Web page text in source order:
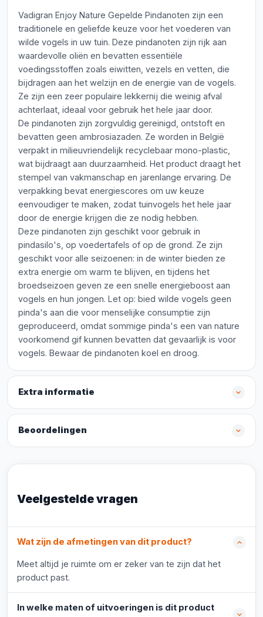
Vadigran Enjoy Nature Gepelde Pindanoten zijn een
traditionele en geliefde keuze voor het voederen van
wilde vogels in uw tuin. Deze pindanoten zijn rijk aan
waardevolle oliën en bevatten essentiële
voedingsstoffen zoals eiwitten, vezels en vetten, die
bijdragen aan het welzijn en de energie van de vogels.
Ze zijn een zeer populaire lekkernij die weinig afval
achterlaat, ideaal voor gebruik het hele jaar door.
De pindanoten zijn zorgvuldig gereinigd, ontstoft en
bevatten geen ambrosiazaden. Ze worden in België
verpakt in milieuvriendelijk recyclebaar mono-plastic,
wat bijdraagt aan duurzaamheid. Het product draagt het
stempel van vakmanschap en jarenlange ervaring. De
verpakking bevat energiescores om uw keuze
eenvoudiger te maken, zodat tuinvogels het hele jaar
door de energie krijgen die ze nodig hebben.
Deze pindanoten zijn geschikt voor gebruik in
pindasilo's, op voedertafels of op de grond. Ze zijn
geschikt voor alle seizoenen: in de winter bieden ze
extra energie om warm te blijven, en tijdens het
broedseizoen geven ze een snelle energieboost aan
vogels en hun jongen. Let op: bied wilde vogels geen
pinda's aan die voor menselijke consumptie zijn
geproduceerd, omdat sommige pinda's een van nature
voorkomend gif kunnen bevatten dat gevaarlijk is voor
vogels. Bewaar de pindanoten koel en droog.
Extra informatie
Beoordelingen
Veelgestelde vragen
Wat zijn de afmetingen van dit product?
Meet altijd je ruimte om er zeker van te zijn dat het
product past.
In welke maten of uitvoeringen is dit product